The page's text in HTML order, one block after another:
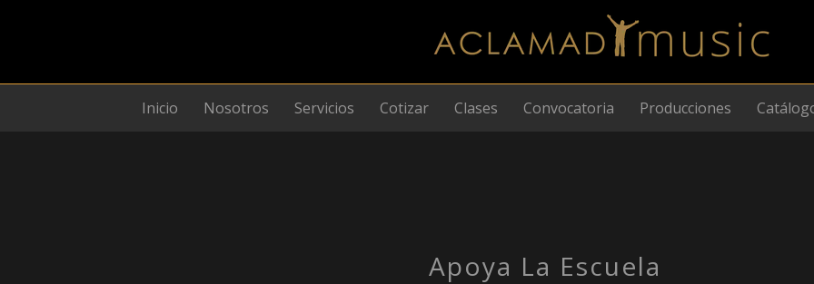
Inicio Nosotros Servicios Cotizar Clases Convocatoria Producciones
Apoya La Escuela